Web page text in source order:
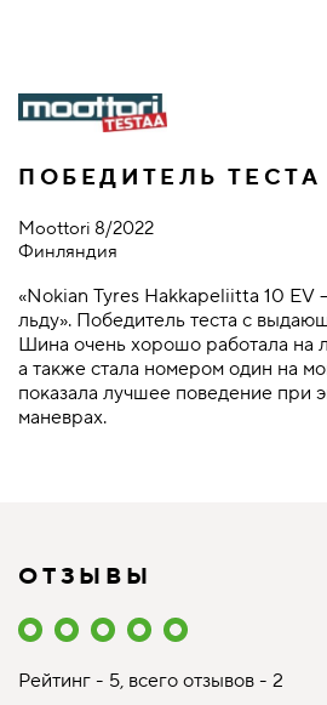
ПОБЕДИТЕЛЬ ТЕСТА
Moottori 8/2022
Финляндия
«Nokian Tyres Hakkapeliitta 10 EV
льду». Победитель теста с
Шина очень хорошо работала на
а также стала номером один на
показала лучшее поведение при
маневрах.
ОТЗЫВЫ
Рейтинг - 5, всего отзывов - 2